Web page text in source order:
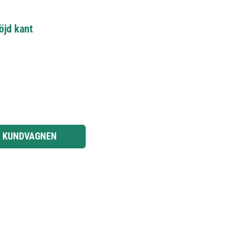
kant
för att öka eller minska kvantiteten.